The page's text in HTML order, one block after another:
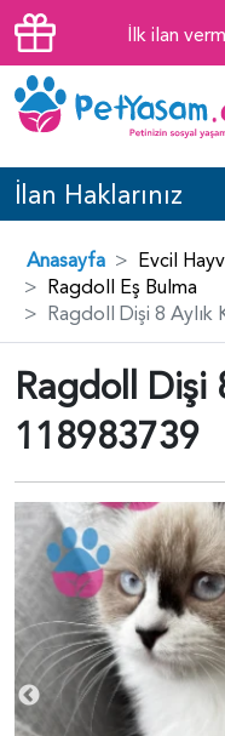
İlk ilan
İlan Haklarınız
Anasayfa Evcil
Ragdoll Eş Bulma
Ragdoll Dişi 8 Aylık
Ragdoll Dişi
118983739